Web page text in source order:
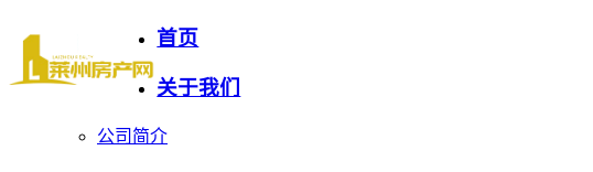
首页
关于我们
公司简介